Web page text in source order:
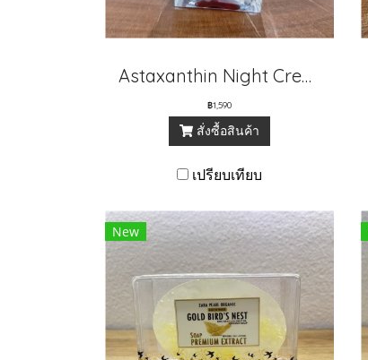
Astaxanthin Night Cream
฿1,590
สั่งซื้อสินค้า
เปรียบเทียบ
New